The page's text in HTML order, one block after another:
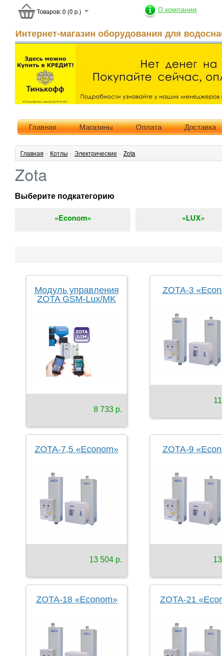
О компании
Интернет-магазин оборудования для
Товаров: 0 (0 р.)
Главная Магазины Оплата Доставка
Главная » Котлы » Электрические » Zota
Zota
Выберите подкатегорию
«Econom» «LUX»
Модуль управления
ZOTA GSM-Lux/MK
8 733 р.
ZOTA-3
ZOTA-7,5 «Econom»
13 504 р.
ZOTA-9
ZOTA-18 «Econom» ZOTA-21